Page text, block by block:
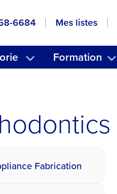
6684 Mes listes
Formation
Fabrication